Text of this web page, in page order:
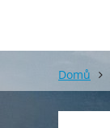
Domů